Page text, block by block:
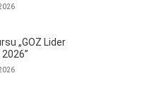
„GOZ Lider